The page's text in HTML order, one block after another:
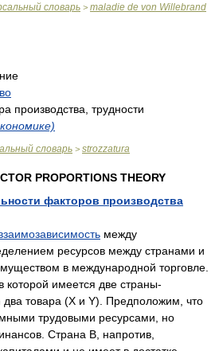
словарь > maladie de von Willebrand
производства, трудности
словарь > strozzatura
PROPORTIONS THEORY
факторов производства
между
ресурсов между странами и
в международной торговле.
которой имеется две страны-
два товара (Х и Y). Предположим, что
трудовыми ресурсами, но
Страна B, напротив,